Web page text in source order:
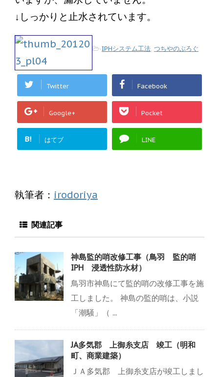
↓しっかりと止水されています。
-IPHシステム工法, つちやのぶろぐ
Twitter Facebook
Google+ Pocket
B! はてブ LINE
執筆者： irodoriya
関連記事
神島監的哨改修工事（鳥羽 監的哨
IPH 浸透性防水材）
鳥羽市神島にて監的哨の改修工事を施
工しました。 神島の監的哨は、小説
「潮騒」（ ...
JA多気郡 上御糸支店 竣工（明和
町、商業建築）
ＪＡ多気郡 上御糸支店が竣工しまし